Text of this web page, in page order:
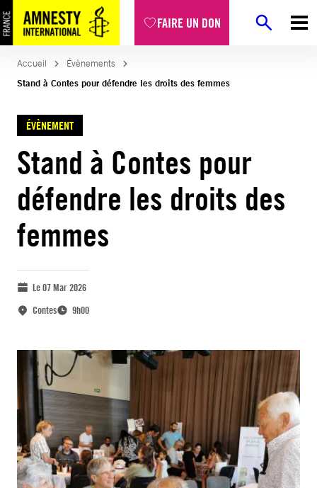
FAIRE UN DON
Accueil
Évènements
Stand à Contes pour défendre les droits des femmes
ÉVÈNEMENT
Stand à Contes pour
défendre les droits des
femmes
Le 07 Mar 2026
Contes
9h00